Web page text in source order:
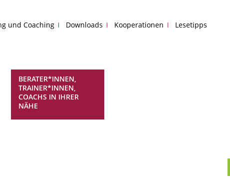
und Coaching Downloads Kooperationen Lesetipps
BERATER*INNEN,
TRAINER*INNEN,
COACHS IN IHRER
NÄHE